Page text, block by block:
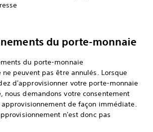
du porte-monnaie
du porte-monnaie
peuvent pas être annulés. Lorsque
d'approvisionner votre porte-monnaie
nous demandons votre consentement
de façon immédiate.
n'est donc pas